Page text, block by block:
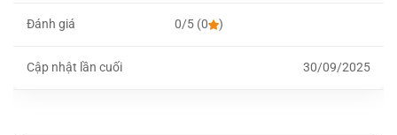
Đánh giá 0/5 (0 )
Cập nhật lần cuối 30/09/2025